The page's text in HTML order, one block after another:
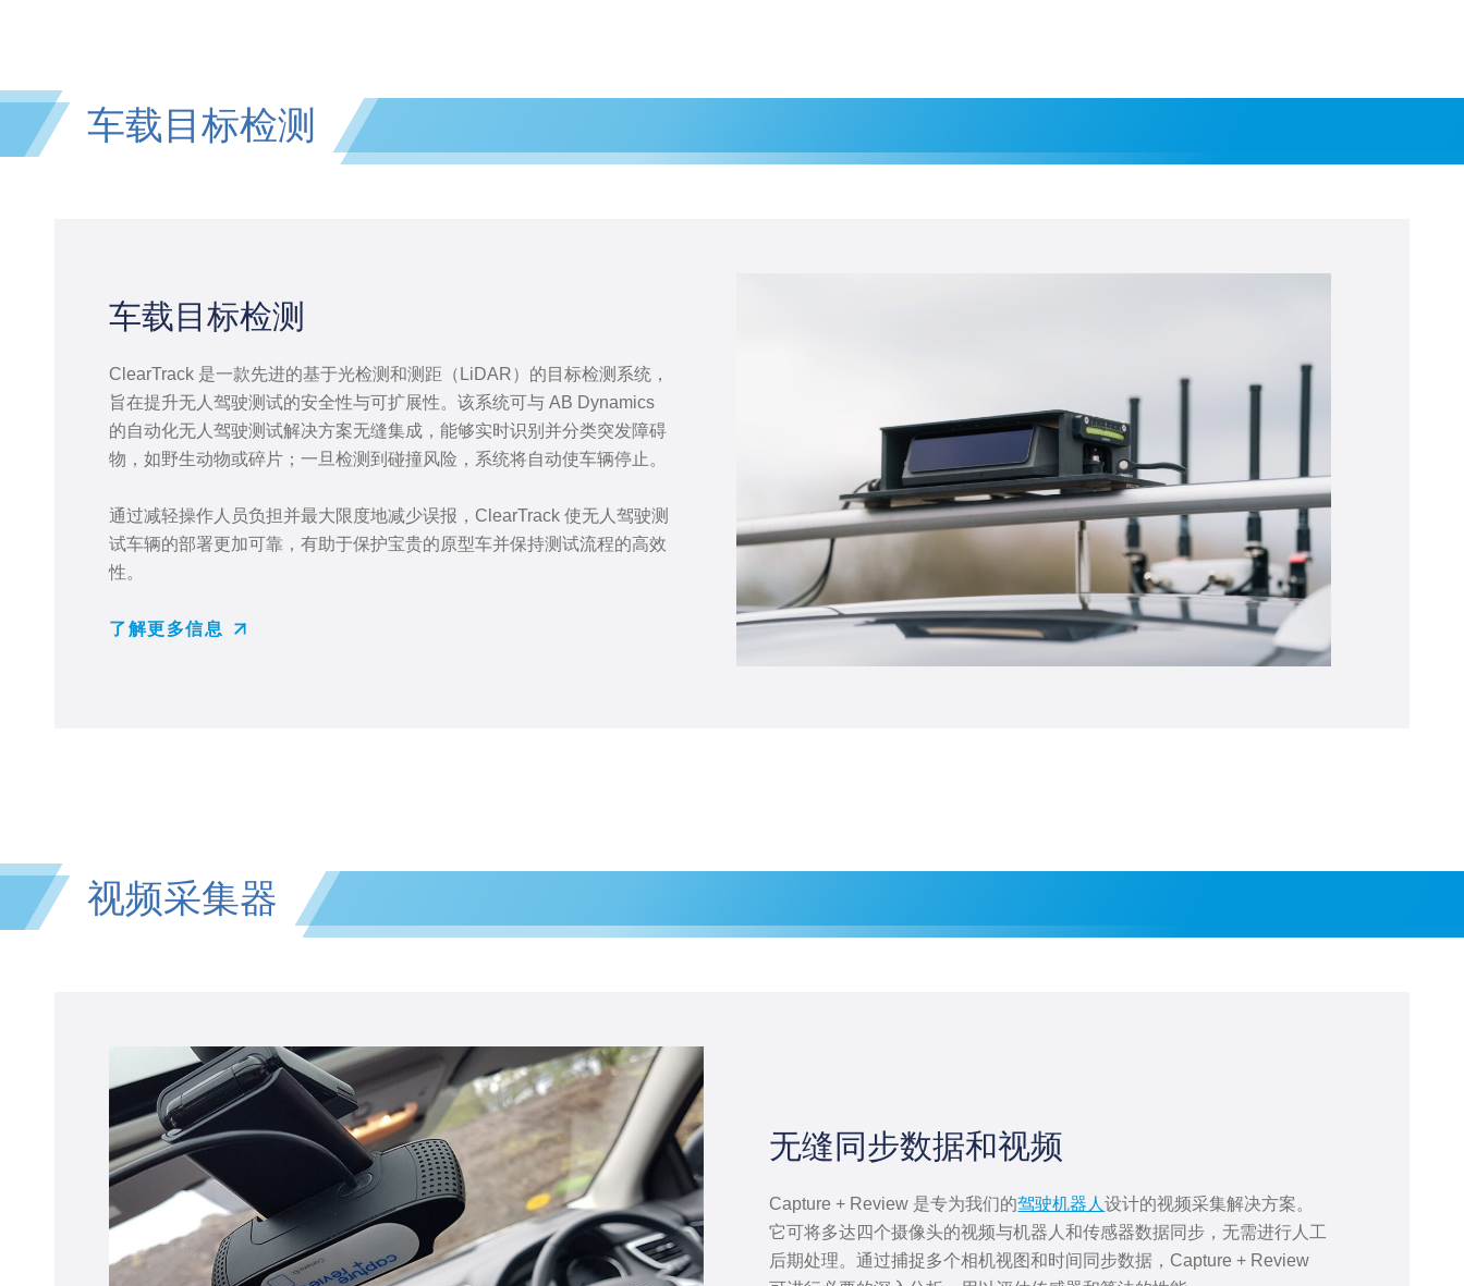
车载目标检测
车载目标检测
ClearTrack 是一款先进的基于光检测和测距（LiDAR）的目标检测系统，
旨在提升无人驾驶测试的安全性与可扩展性。该系统可与 AB Dynamics
的自动化无人驾驶测试解决方案无缝集成，能够实时识别并分类突发障碍
物，如野生动物或碎片；一旦检测到碰撞风险，系统将自动使车辆停止。
通过减轻操作人员负担并最大限度地减少误报，ClearTrack 使无人驾驶测
试车辆的部署更加可靠，有助于保护宝贵的原型车并保持测试流程的高效
性。
了解更多信息
视频采集器
无缝同步数据和视频
Capture + Review 是专为我们的驾驶机器人设计的视频采集解决方案。
它可将多达四个摄像头的视频与机器人和传感器数据同步，无需进行人工
后期处理。通过捕捉多个相机视图和时间同步数据，Capture + Review